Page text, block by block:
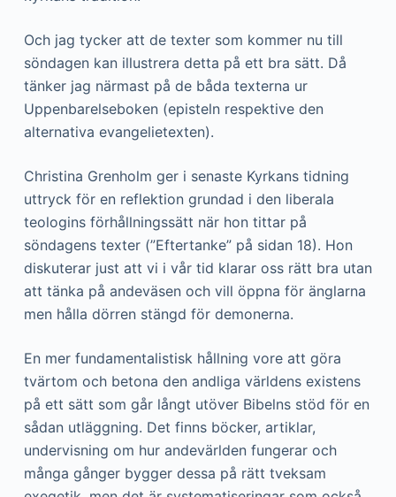
Och jag tycker att de texter som kommer nu till
söndagen kan illustrera detta på ett bra sätt. Då
tänker jag närmast på de båda texterna ur
Uppenbarelseboken (episteln respektive den
alternativa evangelietexten).
Christina Grenholm ger i senaste Kyrkans tidning
uttryck för en reflektion grundad i den liberala
teologins förhållningssätt när hon tittar på
söndagens texter (”Eftertanke” på sidan 18). Hon
diskuterar just att vi i vår tid klarar oss rätt bra utan
att tänka på andeväsen och vill öppna för änglarna
men hålla dörren stängd för demonerna.
En mer fundamentalistisk hållning vore att göra
tvärtom och betona den andliga världens existens
på ett sätt som går långt utöver Bibelns stöd för en
sådan utläggning. Det finns böcker, artiklar,
undervisning om hur andevärlden fungerar och
många gånger bygger dessa på rätt tveksam